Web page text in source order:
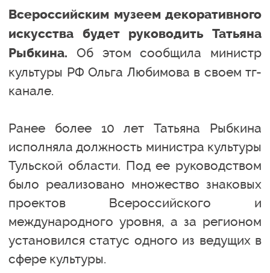
Всероссийским музеем декоративного
искусства будет руководить Татьяна
Рыбкина. Об этом сообщила министр
культуры РФ Ольга Любимова в своем тг-
канале.
Ранее более 10 лет Татьяна Рыбкина
исполняла должность министра культуры
Тульской области. Под ее руководством
было реализовано множество знаковых
проектов Всероссийского и
международного уровня, а за регионом
установился статус одного из ведущих в
сфере культуры.